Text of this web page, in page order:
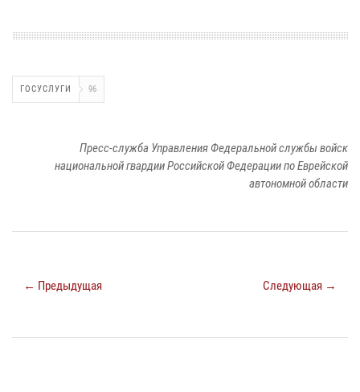
ГОСУСЛУГИ 96
Пресс-служба Управления Федеральной службы войск
национальной гвардии Российской Федерации по Еврейской
автономной области
← Предыдущая Следующая →